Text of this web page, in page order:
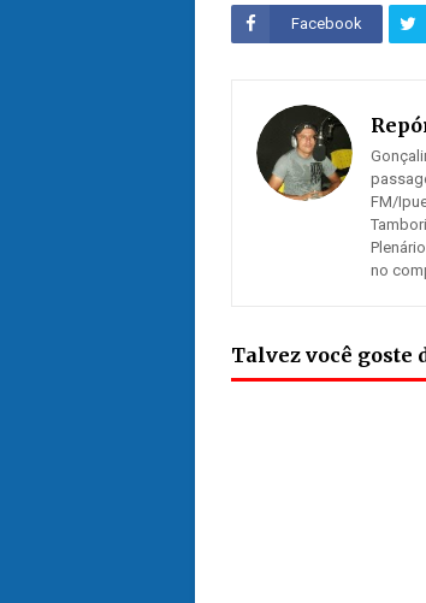
Facebook
FM/
no
Talvez você goste